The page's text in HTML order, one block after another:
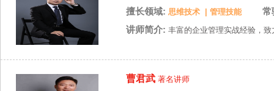
擅长领域: 思维技术 管理技能
常
讲师简介: 丰富的企业管理实战经验，
曹君武 著名讲师